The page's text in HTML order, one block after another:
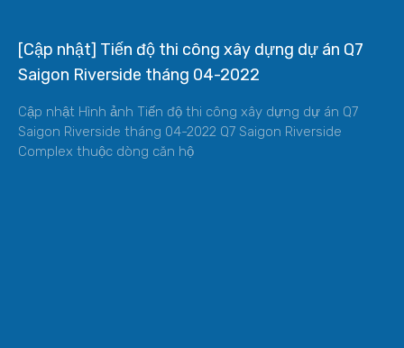
[Cập nhật] Tiến độ thi công xây dựng dự án Q7
Saigon Riverside tháng 04-2022
Cập nhật Hình ảnh Tiến độ thi công xây dựng dự án Q7
Saigon Riverside tháng 04-2022 Q7 Saigon Riverside
Complex thuộc dòng căn hộ